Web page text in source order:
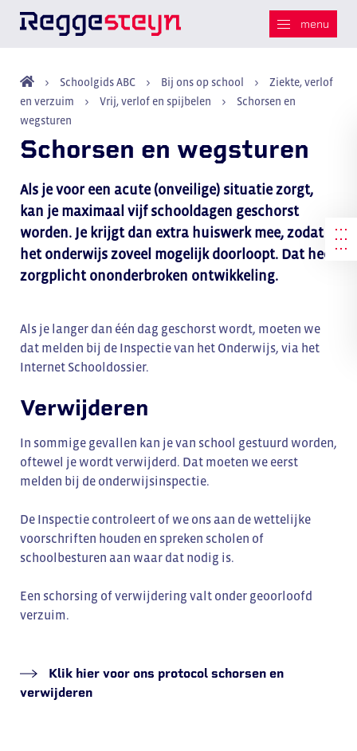
Schoolgids ABC Bij ons op school
Ziekte, verlof
en verzuim
Vrij, verlof en spijbelen
Schorsen en
wegsturen
Schorsen en wegsturen
Als je voor een acute (onveilige) situatie zorgt,
kan je maximaal vijf schooldagen geschorst
worden. Je krijgt dan extra huiswerk mee, zodat
het onderwijs zoveel mogelijk doorloopt. Dat heet
zorgplicht ononderbroken ontwikkeling.
Als je langer dan één dag geschorst wordt, moeten we
dat melden bij de Inspectie van het Onderwijs, via het
Internet Schooldossier.
Verwijderen
In sommige gevallen kan je van school gestuurd worden,
oftewel je wordt verwijderd. Dat moeten we eerst
melden bij de onderwijsinspectie.
De Inspectie controleert of we ons aan de wettelijke
voorschriften houden en spreken scholen of
schoolbesturen aan waar dat nodig is.
Een schorsing of verwijdering valt onder geoorloofd
verzuim.
Klik hier voor ons protocol schorsen en
verwijderen